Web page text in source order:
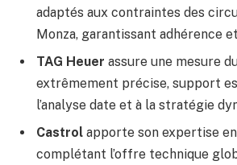
adaptés aux contraintes des
Monza, garantissant adhérence
TAG Heuer assure une mesure
extrêmement précise, support
l’analyse date et à la stratégie
Castrol apporte son expertise
complétant l’offre technique